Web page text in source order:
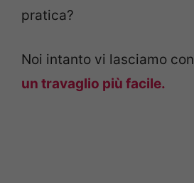
pratica?
Noi intanto vi lasciamo con
un travaglio più facile.